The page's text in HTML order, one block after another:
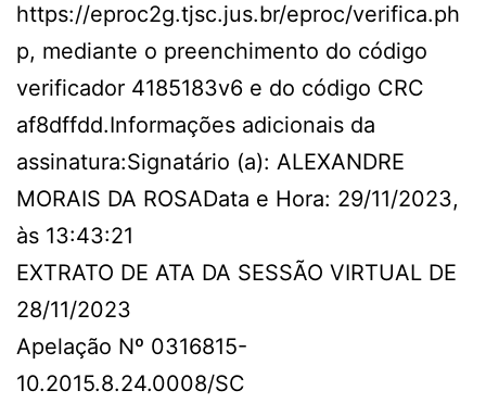
https://eproc2g.tjsc.jus.br/eproc/verifica.ph
p, mediante o preenchimento do código
verificador 4185183v6 e do código CRC
af8dffdd.Informações adicionais da
assinatura:Signatário (a): ALEXANDRE
MORAIS DA ROSAData e Hora: 29/11/2023,
às 13:43:21
EXTRATO DE ATA DA SESSÃO VIRTUAL DE
28/11/2023
Apelação Nº 0316815-
10.2015.8.24.0008/SC